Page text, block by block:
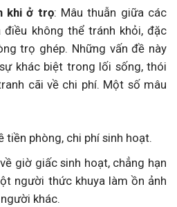
khi ở trọ: Mâu thuẫn giữa các
không thể tránh khỏi, đặc
trọ ghép. Những vấn đề này
khác biệt trong lối sống, thói
cãi về chi phí. Một số mâu
tiền phòng, chi phí sinh hoạt.
giờ giấc sinh hoạt, chẳng hạn
người thức khuya làm ồn ảnh
khác.